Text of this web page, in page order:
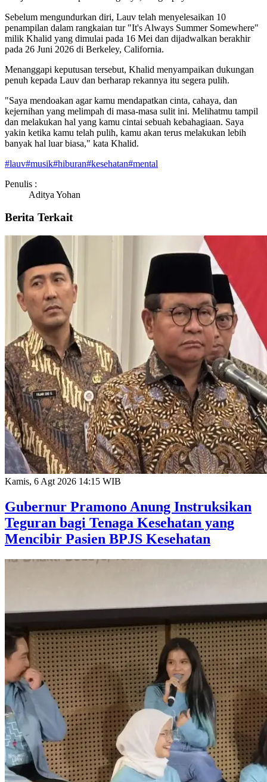
Sebelum mengundurkan diri, Lauv telah menyelesaikan 10
penampilan dalam rangkaian tur "It's Always Summer Somewhere"
milik Khalid yang dimulai pada 16 Mei dan dijadwalkan berakhir
pada 26 Juni 2026 di Berkeley, California.
Menanggapi keputusan tersebut, Khalid menyampaikan dukungan
penuh kepada Lauv dan berharap rekannya itu segera pulih.
"Saya mendoakan agar kamu mendapatkan cinta, cahaya, dan
kejernihan yang melimpah di masa-masa sulit ini. Melihatmu tampil
dan melakukan hal yang kamu cintai sebuah kebahagiaan. Saya
yakin ketika kamu telah pulih, kamu akan terus melakukan lebih
banyak hal luar biasa," kata Khalid.
#lauv#musik#hiburan#kesehatan#mental
Penulis :
Aditya Yohan
Berita Terkait
Kamis, 6 Agt 2026 14:15 WIB
Gubernur Pramono Anung Instruksikan
Teguran bagi Tenaga Kesehatan yang
Mencibir Pasien BPJS Kesehatan